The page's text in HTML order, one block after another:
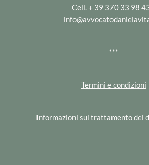
Cell. + 39 370 33 98
***
Termini e condizioni
Informazioni sul trattamento dei